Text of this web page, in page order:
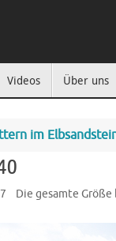
Videos Über uns
im
Die gesamte